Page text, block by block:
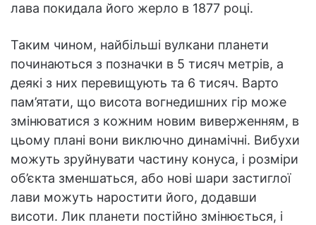
лава покидала його жерло в 1877 році.
Таким чином, найбільші вулкани планети
починаються з позначки в 5 тисяч метрів, а
деякі з них перевищують та 6 тисяч. Варто
пам’ятати, що висота вогнедишних гір може
змінюватися з кожним новим виверженням, в
цьому плані вони виключно динамічні. Вибухи
можуть зруйнувати частину конуса, і розміри
об’єкта зменшаться, або нові шари застиглої
лави можуть наростити його, додавши
висоти. Лик планети постійно змінюється, і